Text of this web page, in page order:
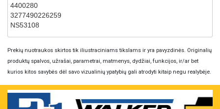
4400280
3277490226259
NS53108
Prekių nuotraukos skirtos tik iliustraciniams tikslams ir yra pavyzdinės. Originalių
produktų spalvos, užrašai, parametrai, matmenys, dydžiai, funkcijos, ir/ar bet
kurios kitos savybės dėl savo vizualinių ypatybių gali atrodyti kitaip negu realybėje.